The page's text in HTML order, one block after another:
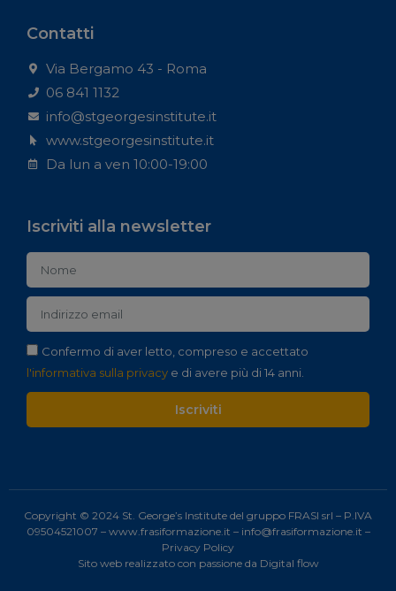
Contatti
Via Bergamo 43 - Roma
06 841 1132
info@stgeorgesinstitute.it
www.stgeorgesinstitute.it
Da lun a ven 10:00-19:00
Iscriviti alla newsletter
Confermo di aver letto, compreso e accettato
l'informativa sulla privacy e di avere più di 14 anni.
Iscriviti
Copyright © 2024 St. George’s Institute del gruppo FRASI srl – P.IVA
09504521007 – www.frasiformazione.it – info@frasiformazione.it –
Privacy Policy
Sito web realizzato con passione da Digital flow